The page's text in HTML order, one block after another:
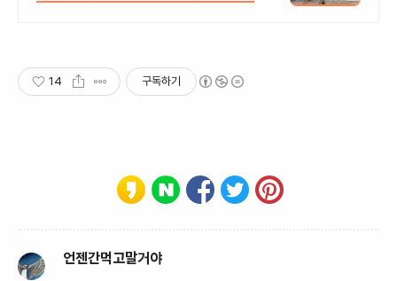
14 구독하기
언젠간먹고말거야